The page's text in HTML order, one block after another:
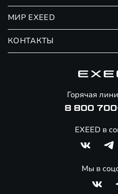
Страхование
Сервис
Помощь на дорогах
Специальные предложения
МИР EXEED
КОНТАКТЫ
Горячая
8 800
EXEED в
Мы в